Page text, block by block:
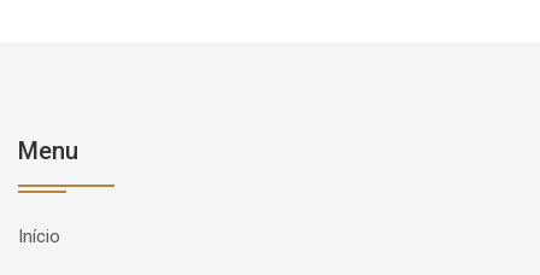
Menu
Início